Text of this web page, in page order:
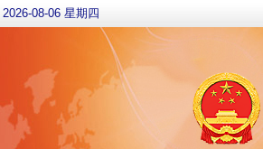
2026-08-06 星期四